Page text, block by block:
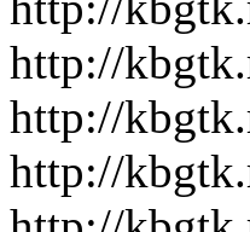
http://
http://
http://